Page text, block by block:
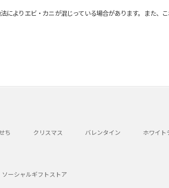
よりエビ・カニが混じっている場合があります。また、
ち クリスマス バレンタイン ホワイト
ソーシャルギフトストア